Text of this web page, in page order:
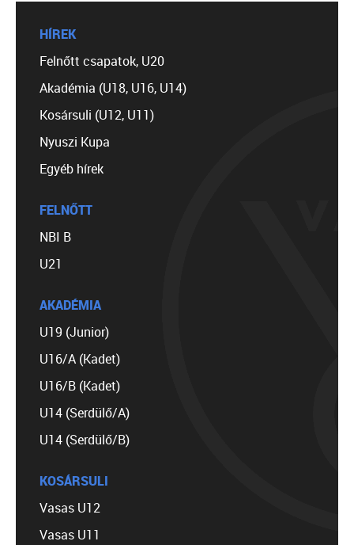
HÍREK
Felnőtt csapatok, U20
Akadémia (U18, U16, U14)
Kosársuli (U12, U11)
Nyuszi Kupa
Egyéb hírek
FELNŐTT
NBI B
U21
AKADÉMIA
U19 (Junior)
U16/A (Kadet)
U16/B (Kadet)
U14 (Serdülő/A)
U14 (Serdülő/B)
KOSÁRSULI
Vasas U12
Vasas U11